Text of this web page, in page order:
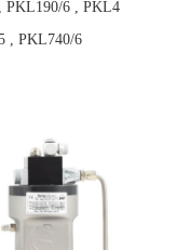
6 , PKL4
, PKL740/6